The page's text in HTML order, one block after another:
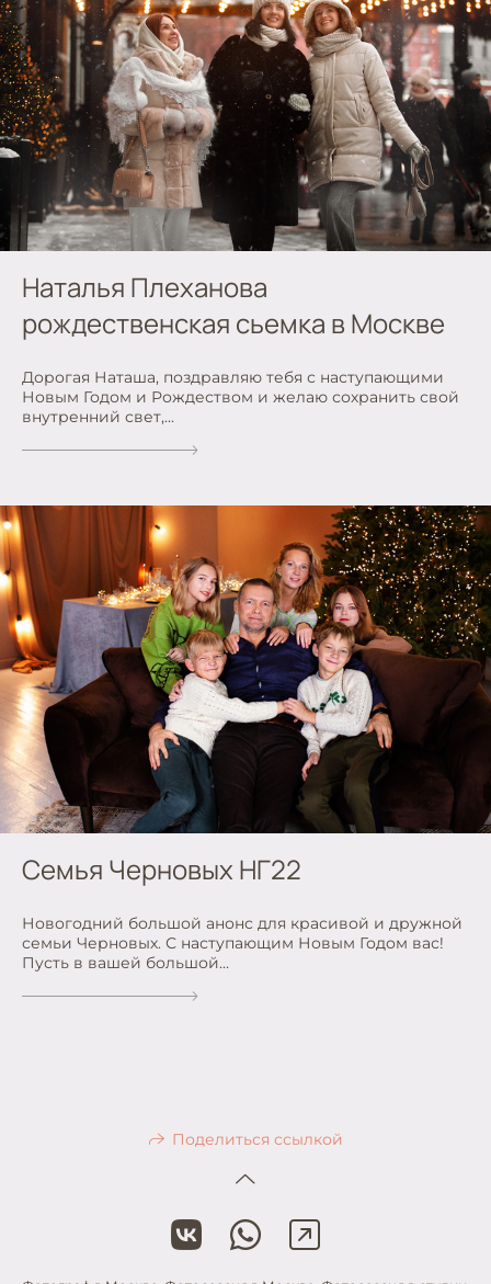
Наталья Плеханова
рождественская сьемка в Москве
Дорогая Наташа, поздравляю тебя с наступающими
Новым Годом и Рождеством и желаю сохранить свой
внутренний свет,...
Семья Черновых НГ22
Новогодний большой анонс для красивой и дружной
семьи Черновых. С наступающим Новым Годом вас!
Пусть в вашей большой...
Поделиться ссылкой